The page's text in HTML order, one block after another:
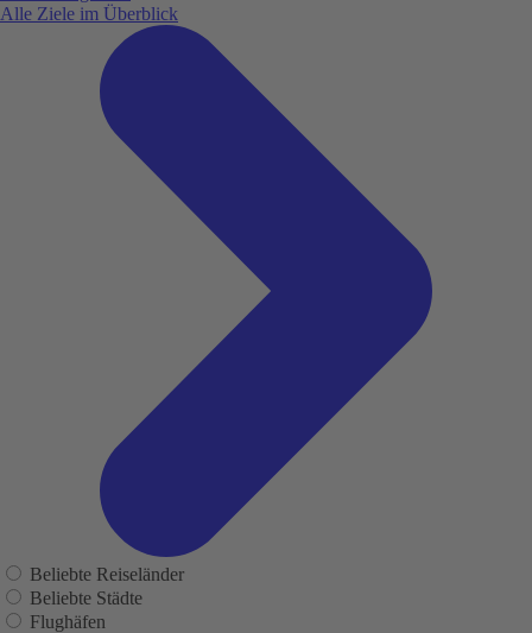
Alle Ziele im Überblick
Beliebte Reiseländer
Beliebte Städte
Flughäfen